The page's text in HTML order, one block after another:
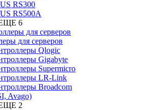
RS300
RS500A
6
для серверов
Qlogic
Gigabyte
Supermicro
LR-Link
Broadcom
Avago)
2